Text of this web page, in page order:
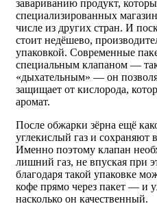
завариванию продукт,
специализированных
числе из других стран. И
стоит недёшево,
упаковкой. Современные
специальным клапаном —
«дыхательным» — он
защищает от кислорода,
аромат.
После обжарки зёрна ещё
углекислый газ и
Именно поэтому клапан
лишний газ, не впуская при
благодаря такой упаковке
кофе прямо через пакет — и
насколько он качественный.